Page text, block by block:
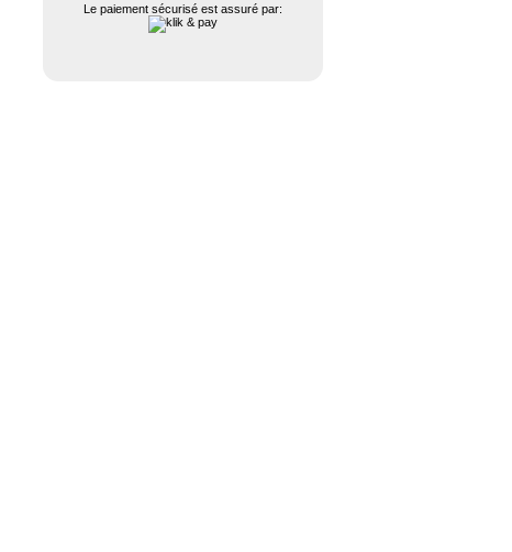
Le paiement sécurisé est assuré par: